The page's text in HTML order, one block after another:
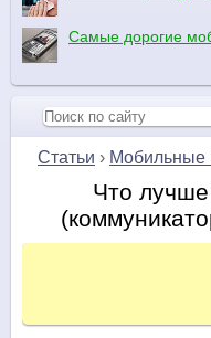
Самые дорогие
Статьи › Мобильные
Что